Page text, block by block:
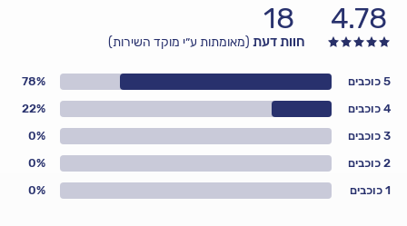
4.78
18
חוות דעת (מאומתות ע״י מוקד השירות)
1 כוכבים 0%
2 כוכבים 0%
3 כוכבים 0%
4 כוכבים 22%
5 כוכבים 78%